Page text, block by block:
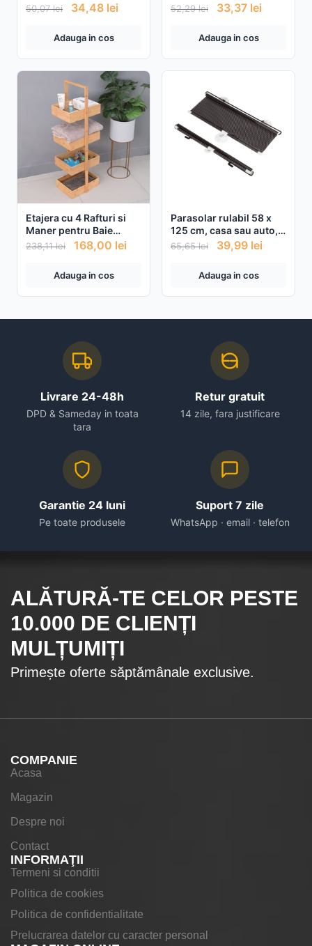
50,07lei 34,48 lei
Adauga in cos
52,29lei 33,37 lei
Adauga in cos
Etajera cu 4 Rafturi si
Maner pentru Baie
32x24x98cm
238,11lei 168,00 lei
Adauga in cos
Parasolar rulabil 58 x
125 cm, casa sau auto,
prindere cu ventuze
65,65lei 39,99 lei
Adauga in cos
Livrare 24-48h
DPD & Sameday in toata
tara
Retur gratuit
14 zile, fara justificare
Garantie 24 luni
Pe toate produsele
Suport 7 zile
WhatsApp · email · telefon
ALĂTURĂ-TE CELOR PESTE
10.000 DE CLIENȚI
MULȚUMIȚI
Primește oferte săptămânale exclusive.
COMPANIE
Acasa
Magazin
Despre noi
Contact
INFORMAŢII
Termeni si conditii
Politica de cookies
Politica de confidentialitate
Prelucrarea datelor cu caracter personal